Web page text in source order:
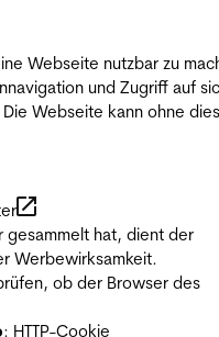
Webseite nutzbar zu
und Zugriff auf
Webseite kann ohne
gesammelt hat, dient der
Werbewirksamkeit.
ob der Browser des
: HTTP-Cookie